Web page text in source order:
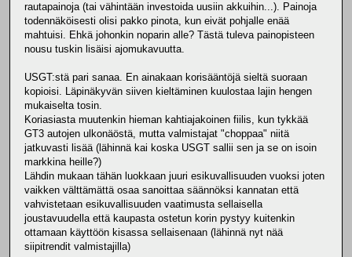
rautapainoja (tai vähintään investoida uusiin akkuihin...). Painoja
todennäköisesti olisi pakko pinota, kun eivät pohjalle enää
mahtuisi. Ehkä johonkin noparin alle? Tästä tuleva painopisteen
nousu tuskin lisäisi ajomukavuutta.
USGT:stä pari sanaa. En ainakaan korisääntöjä sieltä suoraan
kopioisi. Läpinäkyvän siiven kieltäminen kuulostaa lajin hengen
mukaiselta tosin.
Koriasiasta muutenkin hieman kahtiajakoinen fiilis, kun tykkää
GT3 autojen ulkonäöstä, mutta valmistajat "choppaa" niitä
jatkuvasti lisää (lähinnä kai koska USGT sallii sen ja se on isoin
markkina heille?)
Lähdin mukaan tähän luokkaan juuri esikuvallisuuden vuoksi joten
vaikken välttämättä osaa sanoittaa säännöksi kannatan että
vahvistetaan esikuvallisuuden vaatimusta sellaisella
joustavuudella että kaupasta ostetun korin pystyy kuitenkin
ottamaan käyttöön kisassa sellaisenaan (lähinnä nyt nää
siipitrendit valmistajilla)